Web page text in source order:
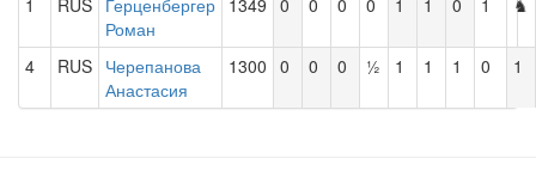
1 RUS Герценбергер
Роман
1349 0 0 0 0 1 1 0 1 ♞
4 RUS Черепанова
Анастасия
1300 0 0 0 ½ 1 1 1 0 1